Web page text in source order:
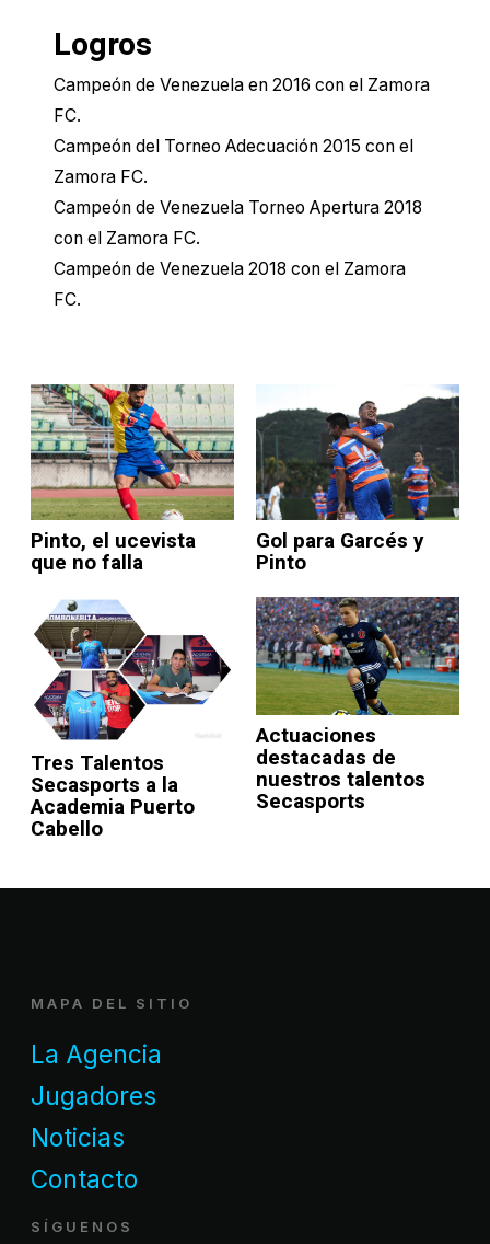
Logros
Campeón de Venezuela en 2016 con el Zamora
FC.
Campeón del Torneo Adecuación 2015 con el
Zamora FC.
Campeón de Venezuela Torneo Apertura 2018
con el Zamora FC.
Campeón de Venezuela 2018 con el Zamora
FC.
Pinto, el ucevista
que no falla
Gol para Garcés y
Pinto
Tres Talentos
Secasports a la
Academia Puerto
Cabello
Actuaciones
destacadas de
nuestros talentos
Secasports
MAPA DEL SITIO
La Agencia
Jugadores
Noticias
Contacto
SÍGUENOS